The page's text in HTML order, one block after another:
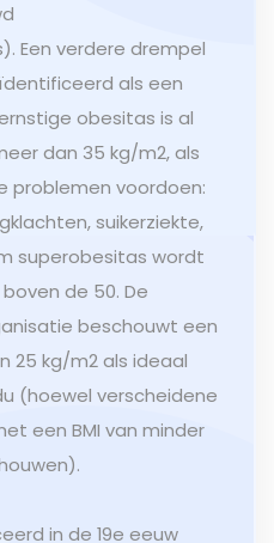
Een verdere drempel
als een
obesitas is al
dan 35 kg/m2, als
problemen voordoen:
suikerziekte,
superobesitas wordt
de 50. De
beschouwt een
25 kg/m2 als ideaal
(hoewel verscheidene
een BMI van minder
in de 19e eeuw